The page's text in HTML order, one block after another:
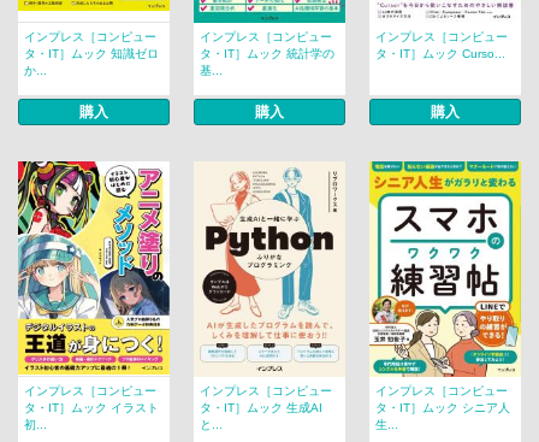
インプレス［コンピュー
タ・IT］ムック 知識ゼロ
か...
購入
インプレス［コンピュー
タ・IT］ムック 統計学の
基...
購入
インプレス［コンピュー
タ・IT］ムック Curso...
購入
インプレス［コンピュー
タ・IT］ムック イラスト
初...
インプレス［コンピュー
タ・IT］ムック 生成AI
と...
インプレス［コンピュー
タ・IT］ムック シニア人
生...